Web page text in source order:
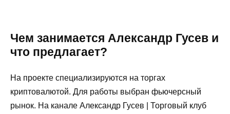
Чем занимается Александр Гусев и
что предлагает?
На проекте специализируются на торгах
криптовалютой. Для работы выбран фьючерсный
рынок. На канале Александр Гусев | Торговый клуб